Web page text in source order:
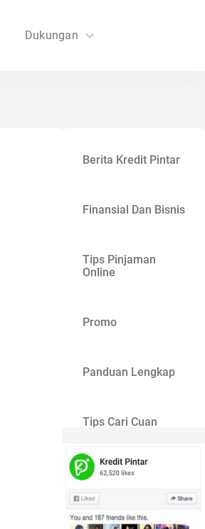
Dukungan
Berita Kredit Pintar
Finansial Dan Bisnis
Tips Pinjaman
Online
Promo
Panduan Lengkap
Tips Cari Cuan
Gaya Hidup
Kisah Sukses